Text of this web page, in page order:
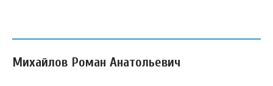
Михайлов Роман Анатольевич